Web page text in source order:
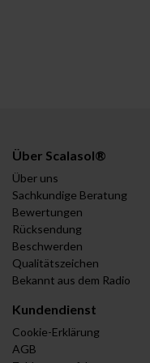
Über Scalasol®
Über uns
Sachkundige Beratung
Bewertungen
Rücksendung
Beschwerden
Qualitätszeichen
Bekannt aus dem Radio
Kundendienst
Cookie-Erklärung
AGB